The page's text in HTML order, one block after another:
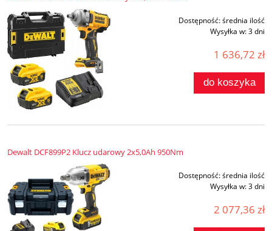
Dostępność:średnia ilość
Wysyłka w:3 dni
1 636,72 zł
do koszyka
Dewalt DCF899P2 Klucz udarowy 2x5,0Ah 950Nm
Dostępność:średnia ilość
Wysyłka w:3 dni
2 077,36 zł